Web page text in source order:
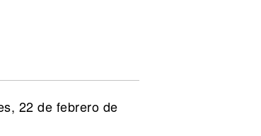
22 de febrero de